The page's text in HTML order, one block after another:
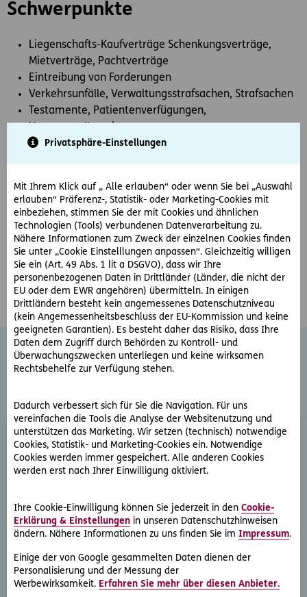
Privatsphäre-Einstellungen
Mit Ihrem Klick auf „ Alle erlauben“ oder wenn Sie bei „Auswahl
erlauben“ Präferenz-, Statistik- oder Marketing-Cookies mit
einbeziehen, stimmen Sie der mit Cookies und ähnlichen
Technologien (Tools) verbundenen Datenverarbeitung zu.
Nähere Informationen zum Zweck der einzelnen Cookies finden
Sie unter „Cookie Einstelllungen anpassen“. Gleichzeitig willigen
Sie ein (Art. 49 Abs. 1 lit a DSGVO), dass wir Ihre
personenbezogenen Daten in Drittländer (Länder, die nicht der
EU oder dem EWR angehören) übermitteln. In einigen
Drittländern besteht kein angemessenes Datenschutzniveau
(kein Angemessenheitsbeschluss der EU-Kommission und keine
geeigneten Garantien). Es besteht daher das Risiko, dass Ihre
Daten dem Zugriff durch Behörden zu Kontroll- und
Überwachungszwecken unterliegen und keine wirksamen
Rechtsbehelfe zur Verfügung stehen.
Dadurch verbessert sich für Sie die Navigation. Für uns
vereinfachen die Tools die Analyse der Websitenutzung und
unterstützen das Marketing. Wir setzen (technisch) notwendige
Cookies, Statistik- und Marketing-Cookies ein. Notwendige
Cookies werden immer gespeichert. Alle anderen Cookies
werden erst nach Ihrer Einwilligung aktiviert.
Ihre Cookie-Einwilligung können Sie jederzeit in den Cookie-
Erklärung & Einstellungen in unseren Datenschutzhinweisen
ändern. Nähere Informationen zu uns finden Sie im Impressum.
Einige der von Google gesammelten Daten dienen der
Personalisierung und der Messung der
Werbewirksamkeit. Erfahren Sie mehr über diesen Anbieter.
Schwerpunkte
Liegenschafts-Kaufverträge Schenkungsverträge,
Mietverträge, Pachtverträge
Eintreibung von Forderungen
Verkehrsunfälle, Verwaltungsstrafsachen, Strafsachen
Testamente, Patientenverfügungen,
Öffnungszeiten & Sprechstelle:
Montag bis Donnerstag 07.30 – 12.00 Uhr und 13.00 – 17.00
Uhr
Freitag 07.30 – 13.30 Uhr.
Sprechstelle:Hauptplatz 10, 2460 Bruck an der Leitha
Weitere Rechtsschutz-
Serviceleistungen
Rechtsberatung
Sie haben ein rechtliche Frage? Unsere Rechtsexperten
Rechtsfrage stellen